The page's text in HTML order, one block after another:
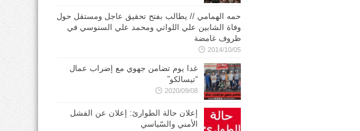
حمه الهمامي // يطالب بفتح تحقيق عاجل ومستقل حول
وفاة الشابين علي اللواتي ومحمد علي السنوسي في
ظروف غامضة
2014/10/05
غدا يوم تضامن جهوي مع إضراب عمال
“تيسالكو”
2020/09/08
إعلان حالة الطوارئ: إعلان عن الفشل
الأمني والسّياسي